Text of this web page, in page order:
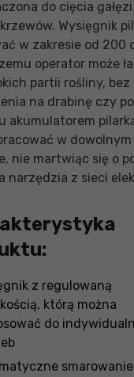
do cięcia
Wysięgnik
w zakresie od 200
operator może
partii rośliny,
na drabinę czy
akumulatorem
w
nie martwiąc się o
narzędzia z sieci
z regulowaną
którą można
do